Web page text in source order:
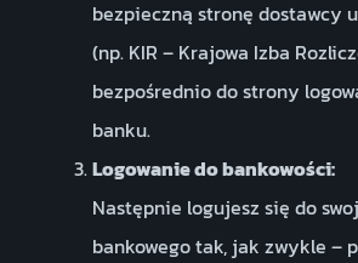
bezpieczną stronę dostawcy
(np. KIR – Krajowa Izba
bezpośrednio do strony
banku.
Logowanie do bankowości:
Następnie logujesz się do
bankowego tak, jak zwykle –